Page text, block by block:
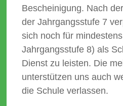
Bescheinigung. Nach
der Jahrgangsstufe 7
sich noch für
Jahrgangsstufe 8) als
Dienst zu leisten. Die
unterstützen uns auch
die Schule verlassen.